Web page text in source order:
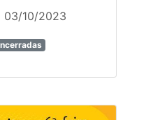
10/2023